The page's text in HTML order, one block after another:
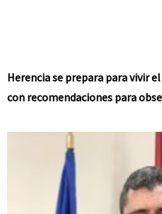
Herencia se prepara para vivir
con recomendaciones para